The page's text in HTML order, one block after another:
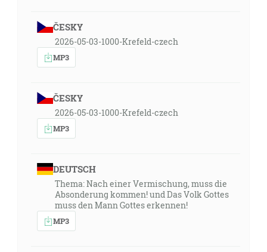
ČESKY
2026-05-03-1000-Krefeld-czech
MP3
ČESKY
2026-05-03-1000-Krefeld-czech
MP3
DEUTSCH
Thema: Nach einer Vermischung, muss die
Absonderung kommen! und Das Volk Gottes
muss den Mann Gottes erkennen!
MP3